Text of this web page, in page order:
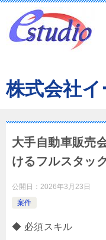
株式会社
大手自動車販売
けるフルスタッ
公開日： 2026年3月23日
案件
◆ 必須スキル